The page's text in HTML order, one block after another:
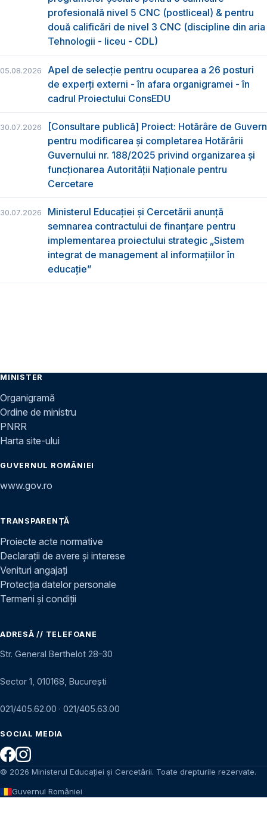
profesională nivel 5 CNC (postliceal) & pentru
două calificări de nivel 3 CNC (discipline din aria
Tehnologii - liceu - CDL)
05.08.2026
Apel de selecție pentru ocuparea a 26 posturi
de experți externi - în afara organigramei - în
cadrul Proiectului ConsEDU
30.07.2026
[Consultare publică] Proiect: Hotărâre de Guvern
pentru modificarea și completarea Hotărârii
Guvernului nr. 188/2025 privind organizarea şi
funcţionarea Autorităţii Naţionale pentru
Cercetare
30.07.2026
Ministerul Educației și Cercetării anunță
semnarea contractului de finanțare pentru
implementarea proiectului strategic „Sistem
integrat de management al informațiilor în
educație”
MINISTER
Organigramă
Ordine de ministru
PNRR
Harta site-ului
GUVERNUL ROMÂNIEI
www.gov.ro
TRANSPARENȚĂ
Proiecte acte normative
Declarații de avere și interese
Venituri angajați
Protecția datelor personale
Termeni și condiții
ADRESĂ // TELEFOANE
Str. General Berthelot 28–30
Sector 1, 010168, București
021/405.62.00 · 021/405.63.00
SOCIAL MEDIA
© 2026 Ministerul Educației și Cercetării. Toate drepturile rezervate.
Guvernul României